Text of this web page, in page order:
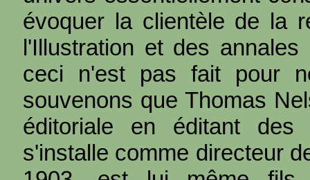
évoquer la clientèle de la
l'Illustration et des
ceci n'est pas fait pour
souvenons que Thomas
éditoriale en éditant
s'installe comme directeur